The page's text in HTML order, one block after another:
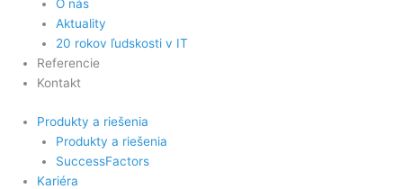
O nás
Aktuality
20 rokov ľudskosti v IT
Referencie
Kontakt
Produkty a riešenia
Produkty a riešenia
SuccessFactors
Kariéra